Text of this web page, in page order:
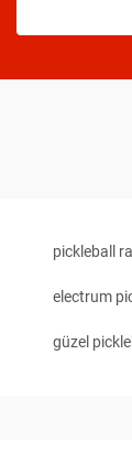
pickleball
electrum
güzel